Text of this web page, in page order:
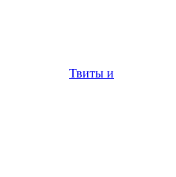
Твиты и